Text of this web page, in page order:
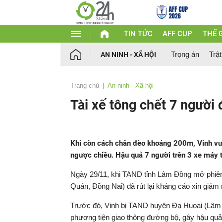
TIN TỨC AFF CUP THẾ
AN NINH - XÃ HỘI Trọng án
Trang chủ An ninh - Xã hội
Tài xế tông chết 7 người
Khi còn cách chân đèo khoảng 200m, Vinh
ngược chiều. Hậu quả 7 người trên 3 xe
Ngày 29/11, khi TAND tỉnh Lâm Đồng mở
Quán, Đồng Nai) đã rút lại kháng cáo xin giảm
Trước đó, Vinh bị TAND huyện Đạ Huoai
phương tiện giao thông đường bộ, gây hậu